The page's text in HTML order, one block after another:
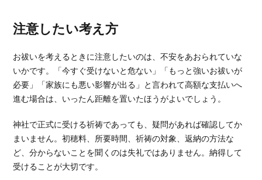
注意したい考え方
お祓いを考えるときに注意したいのは、不安をあおられていな
いかです。「今すぐ受けないと危ない」「もっと強いお祓いが
必要」「家族にも悪い影響が出る」と言われて高額な支払いへ
進む場合は、いったん距離を置いたほうがよいでしょう。
神社で正式に受ける祈祷であっても、疑問があれば確認してか
まいません。初穂料、所要時間、祈祷の対象、返納の方法な
ど、分からないことを聞くのは失礼ではありません。納得して
受けることが大切です。